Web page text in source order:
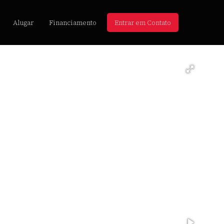
Entrar em Contato
Financiamento
Alugar